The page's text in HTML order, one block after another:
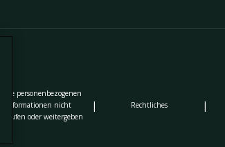
Meine personenbezogenen
Informationen nicht
oder weitergeben
| Rechtliches |